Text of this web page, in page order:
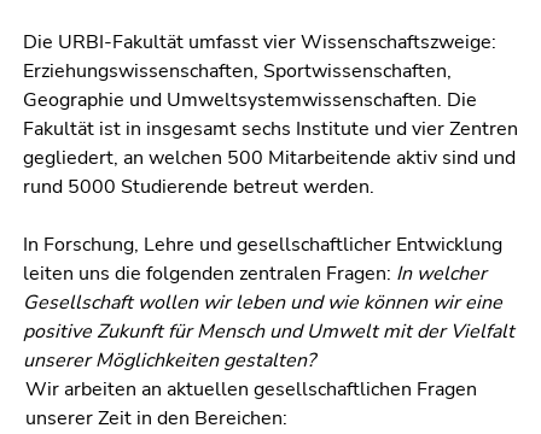
Zu
den
Zusatzinformationen
(Zugriffstaste
5)
Zu
Seiteneinstellungen
(Benutzer/Sprache)
(Zugriffstaste
8)
Zur
Suche
(Zugriffstaste
Die URBI-Fakultät umfasst vier Wissenschaftszweige:
Erziehungswissenschaften, Sportwissenschaften,
Geographie und Umweltsystemwissenschaften. Die
Fakultät ist in insgesamt sechs Institute und vier Zentren
gegliedert, an welchen 500 Mitarbeitende aktiv sind und
rund 5000 Studierende betreut werden.
In Forschung, Lehre und gesellschaftlicher Entwicklung
leiten uns die folgenden zentralen Fragen: In welcher
Gesellschaft wollen wir leben und wie können wir eine
positive Zukunft für Mensch und Umwelt mit der Vielfalt
unserer Möglichkeiten gestalten?
Wir arbeiten an aktuellen gesellschaftlichen Fragen
unserer Zeit in den Bereichen: